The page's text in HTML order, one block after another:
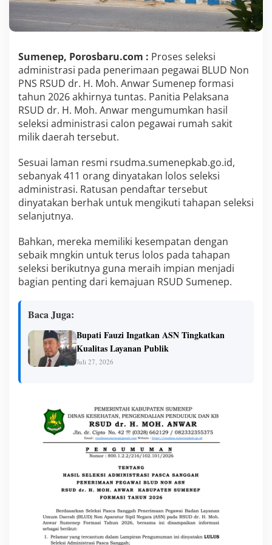
s
l
e
e
k
s
i
A
d
n
i
s
t
r
i
P
e
g
a
L
U
e
k
t
u
r
T
a
k
a
d
a
Sumenep, Porosbaru.com : Proses seleksi
administrasi pada penerimaan pegawai BLUD Non
PNS RSUD dr. H. Moh. Anwar Sumenep formasi
tahun 2026 akhirnya tuntas. Panitia Pelaksana
RSUD dr. H. Moh. Anwar mengumumkan hasil
seleksi administrasi calon pegawai rumah sakit
milik daerah tersebut.
Sesuai laman resmi rsudma.sumenepkab.go.id,
sebanyak 411 orang dinyatakan lolos seleksi
administrasi. Ratusan pendaftar tersebut
dinyatakan berhak untuk mengikuti tahapan seleksi
selanjutnya.
Bahkan, mereka memiliki kesempatan dengan
sebaik mngkin untuk terus lolos pada tahapan
seleksi berikutnya guna meraih impian menjadi
bagian penting dari kemajuan RSUD Sumenep.
Baca Juga:
Bupati Fauzi Ingatkan ASN Tingkatkan
Kualitas Layanan Publik
Juli 27, 2026